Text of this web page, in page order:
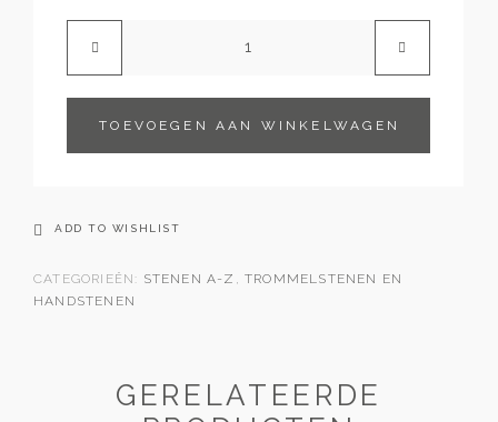
TOEVOEGEN AAN WINKELWAGEN
ADD TO WISHLIST
CATEGORIEËN: STENEN A-Z ,TROMMELSTENEN EN
HANDSTENEN
GERELATEERDE